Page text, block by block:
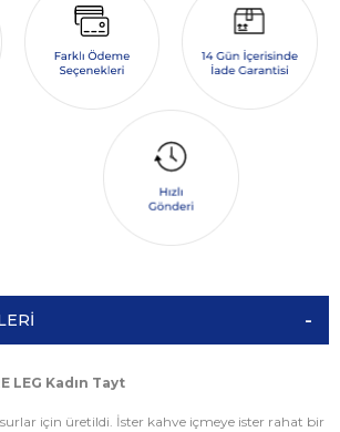
LEG Kadın Tayt
için üretildi. İster kahve içmeye ister rahat bir